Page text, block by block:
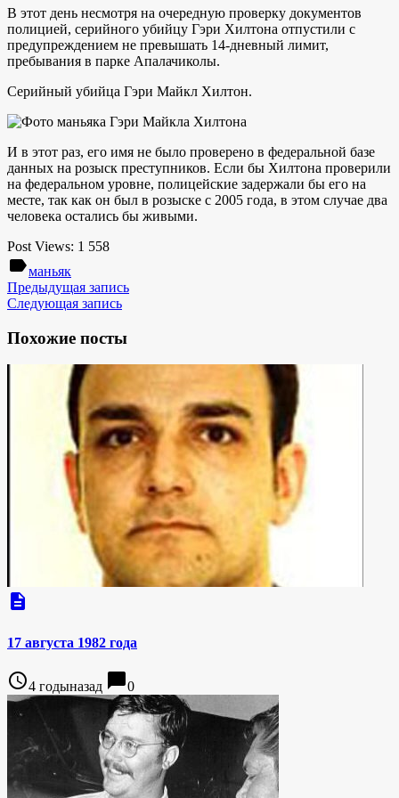
В этот день несмотря на очередную проверку документов
полицией, серийного убийцу Гэри Хилтона отпустили с
предупреждением не превышать 14-дневный лимит,
пребывания в парке Апалачиколы.
Серийный убийца Гэри Майкл Хилтон.
И в этот раз, его имя не было проверено в федеральной базе
данных на розыск преступников. Если бы Хилтона проверили
на федеральном уровне, полицейские задержали бы его на
месте, так как он был в розыске с 2005 года, в этом случае два
человека остались бы живыми.
Post Views: 1 558
labelманьяк
Предыдущая запись
Следующая запись
Похожие посты
description
17 августа 1982 года
access_time4 годыназад chat_bubble0